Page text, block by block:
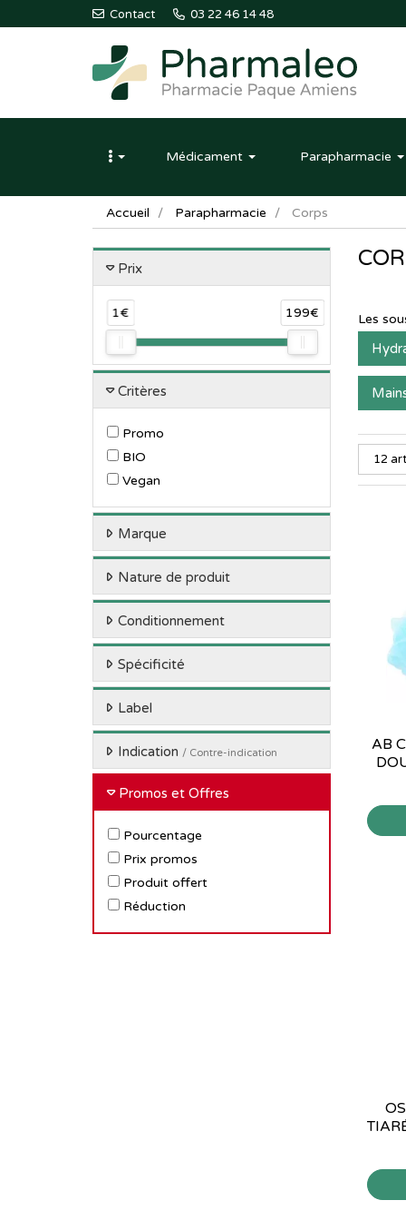
Contact 03 22 46 14 48
Pharmaleo
Pharmacie
Paque
Amiens
Médicament Parapharmacie
Accueil Parapharmacie Corps
Prix
1€ 199€
Critères
Promo
BIO
Vegan
Marque
Nature de produit
Conditionnement
Spécificité
Label
Indication / Contre-indication
Promos et Offres
Pourcentage
Prix promos
Produit offert
Réduction
Les
AB